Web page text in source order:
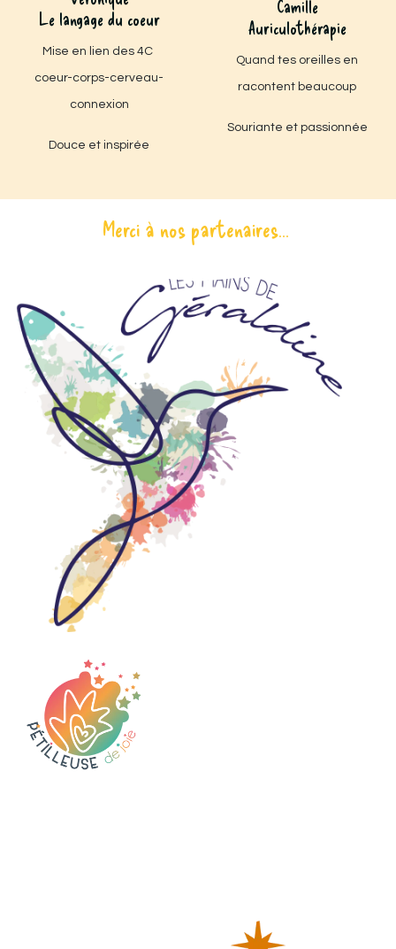
Le langage du coeur
Mise en lien des 4C
coeur-corps-cerveau-
connexion
Douce et inspirée
Camille
Auriculothérapie
Quand tes oreilles en
racontent beaucoup
Souriante et passionnée
Merci à nos partenaires...